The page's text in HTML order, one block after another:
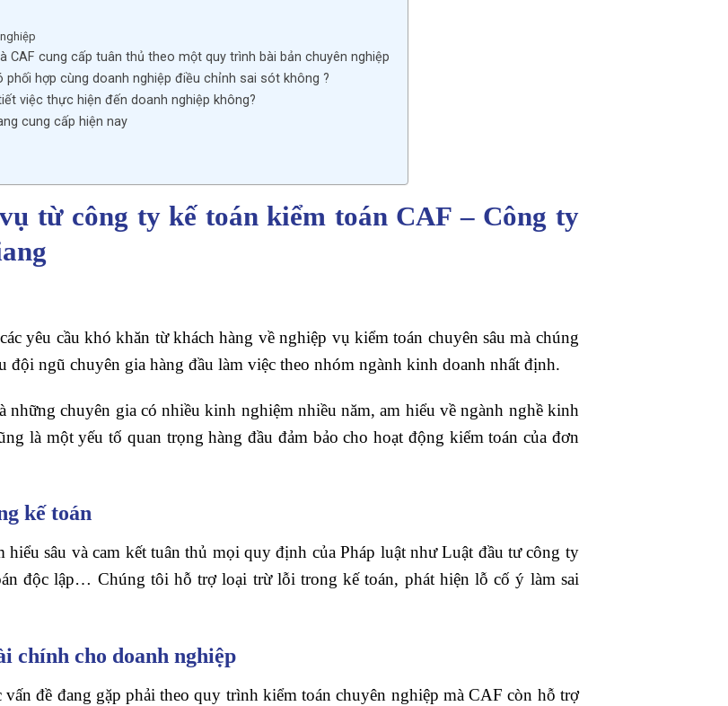
CAF cung cấp tuân thủ theo một quy trình bài bản chuyên nghiệp
hợp cùng doanh nghiệp điều chỉnh sai sót không ?
việc thực hiện đến doanh nghiệp không?
cung cấp hiện nay
từ công ty kế toán kiểm toán CAF – Công ty
yêu cầu khó khăn từ khách hàng về nghiệp vụ kiểm toán chuyên sâu mà chúng
ngũ chuyên gia hàng đầu làm việc theo nhóm ngành kinh doanh nhất định.
chuyên gia có nhiều kinh nghiệm nhiều năm, am hiểu về ngành nghề kinh
là một yếu tố quan trọng hàng đầu đảm bảo cho hoạt động kiểm toán của đơn
kế toán
hiểu sâu và cam kết tuân thủ mọi quy định của Pháp luật như Luật đầu tư công ty
độc lập… Chúng tôi hỗ trợ loại trừ lỗi trong kế toán, phát hiện lỗ cố ý làm sai
chính cho doanh nghiệp
đề đang gặp phải theo quy trình kiểm toán chuyên nghiệp mà CAF còn hỗ trợ